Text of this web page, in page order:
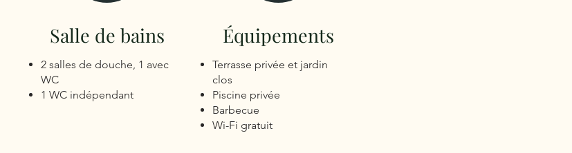
Salle de bains
2 salles de douche, 1 avec
WC
1 WC indépendant
Équipements
Terrasse privée et jardin
clos
Piscine privée
Barbecue
Wi-Fi gratuit